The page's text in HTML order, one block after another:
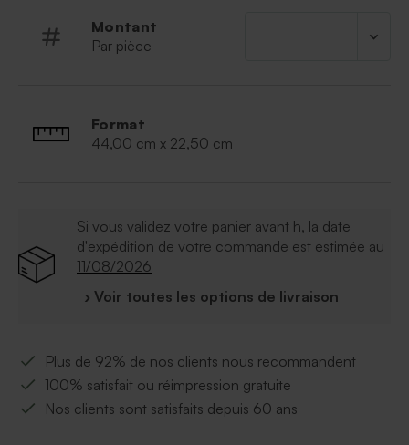
Montant
Par pièce
Format
44,00 cm x 22,50 cm
Si vous validez votre panier avant h, la date
d'expédition de votre commande est estimée au
11/08/2026
› Voir toutes les options de livraison
Plus de 92% de nos clients nous recommandent
100% satisfait ou réimpression gratuite
Nos clients sont satisfaits depuis 60 ans